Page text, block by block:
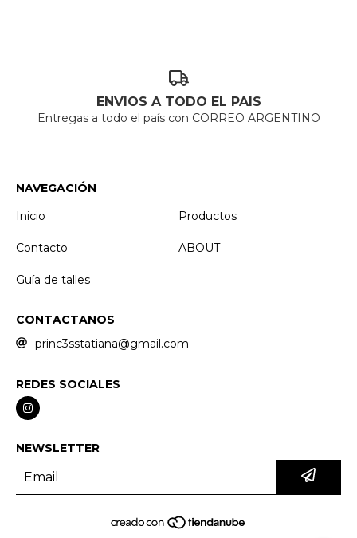
ENVIOS A TODO EL PAIS
Entregas a todo el país con CORREO ARGENTINO
NAVEGACIÓN
Inicio
Productos
Contacto ABOUT
Guía de talles
CONTACTANOS
princ3sstatiana@gmail.com
REDES SOCIALES
NEWSLETTER